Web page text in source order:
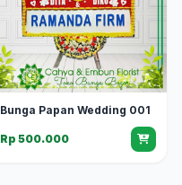
Bunga Papan Wedding 001
Rp 500.000